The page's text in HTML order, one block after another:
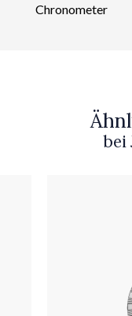
Chronometer
bei